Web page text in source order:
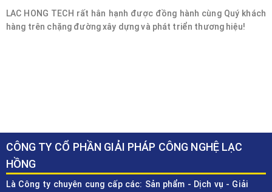
LAC HONG TECH rất hân hạnh được đồng hành cùng Quý khách
hàng trên chặng đường xây dựng và phát triển thương hiệu!
CÔNG TY CỔ PHẦN GIẢI PHÁP CÔNG NGHỆ LẠC
HỒNG
Là Công ty chuyên cung cấp các: Sản phẩm - Dịch vụ - Giải